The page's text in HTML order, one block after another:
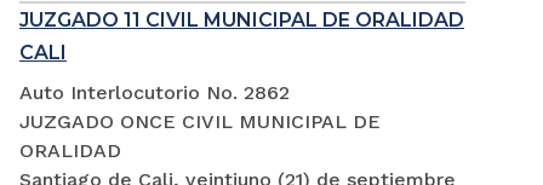
JUZGADO 11 CIVIL MUNICIPAL DE ORALIDAD
CALI
Auto Interlocutorio No. 2862
JUZGADO ONCE CIVIL MUNICIPAL DE
ORALIDAD
Santiago de Cali, veintiuno (21) de septiembre